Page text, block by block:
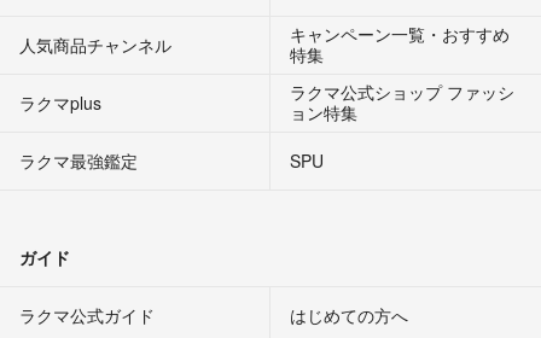
人気商品チャンネル
キャンペーン一覧・おすすめ
特集
ラクマplus
ラクマ公式ショップ ファッシ
ョン特集
ラクマ最強鑑定
SPU
ガイド
ラクマ公式ガイド はじめての方へ